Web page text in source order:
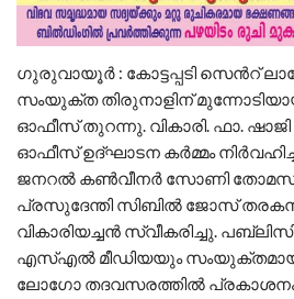
ഗുരുവായൂർ : കോട്ടപ്പടി സെൻറ്
സംയുക്ത തിരുനാളിന്
ഓഫീസ് തുറന്നു. വികാരി. ഫാ.
ഓഫീസ് ഉദ്ഘാടന കർമ്മം
ജനറൽ കൺവീനർ സോണി
പ്രസുദേന്തി സിബിൽ ജോസ്
വികാരിയച്ചൻ സ്വീകരിച്ചു.
എസ്എൽ മീഡിയയും സംയുക്തമായ
ലോഗോ തദവസരത്തിൽ